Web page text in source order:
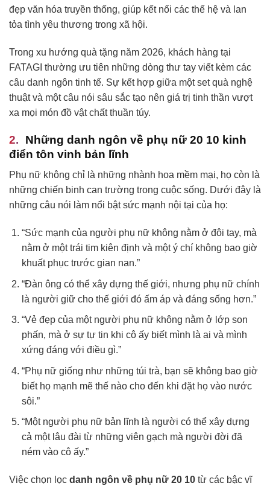
đẹp văn hóa truyền thống, giúp kết nối các thế hệ và lan
tỏa tình yêu thương trong xã hội.
Trong xu hướng quà tặng năm 2026, khách hàng tại
FATAGI thường ưu tiên những dòng thư tay viết kèm các
câu danh ngôn tinh tế. Sự kết hợp giữa một set quà nghệ
thuật và một câu nói sâu sắc tạo nên giá trị tinh thần vượt
xa mọi món đồ vật chất thuần túy.
Những danh ngôn về phụ nữ 20 10 kinh
điển tôn vinh bản lĩnh
Phụ nữ không chỉ là những nhành hoa mềm mại, họ còn là
những chiến binh can trường trong cuộc sống. Dưới đây là
những câu nói làm nổi bật sức mạnh nội tại của họ:
“Sức mạnh của người phụ nữ không nằm ở đôi tay, mà
nằm ở một trái tim kiên định và một ý chí không bao giờ
khuất phục trước gian nan.”
“Đàn ông có thể xây dựng thế giới, nhưng phụ nữ chính
là người giữ cho thế giới đó ấm áp và đáng sống hơn.”
“Vẻ đẹp của một người phụ nữ không nằm ở lớp son
phấn, mà ở sự tự tin khi cô ấy biết mình là ai và mình
xứng đáng với điều gì.”
“Phụ nữ giống như những túi trà, bạn sẽ không bao giờ
biết họ mạnh mẽ thế nào cho đến khi đặt họ vào nước
sôi.”
“Một người phụ nữ bản lĩnh là người có thể xây dựng
cả một lâu đài từ những viên gạch mà người đời đã
ném vào cô ấy.”
Việc chọn lọc danh ngôn về phụ nữ 20 10 từ các bậc vĩ